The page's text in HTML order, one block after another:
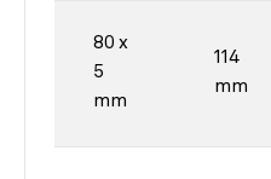
80 x
5
mm
114
mm